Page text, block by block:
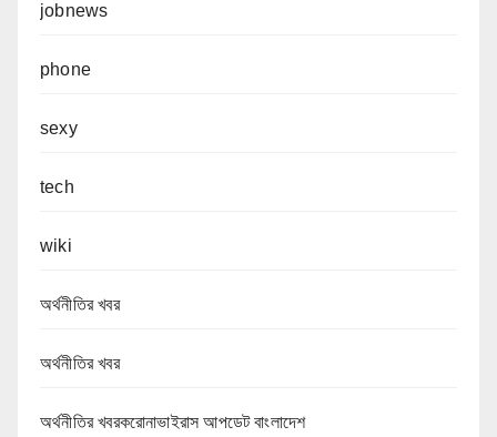
jobnews
phone
sexy
tech
wiki
অর্থনীতির খবর
অর্থনীতির খবর
অর্থনীতির খবরকরোনাভাইরাস আপডেট বাংলাদেশ